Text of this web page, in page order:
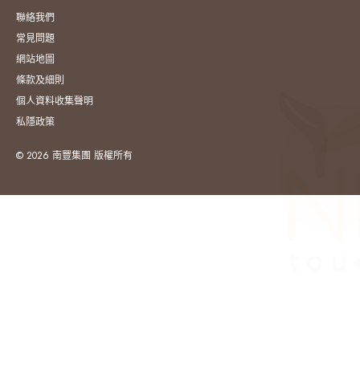
聯絡我們
常見問題
網站地圖
條款及細則
個人資料收集聲明
私隱政策
© 2026 南豐集團 版權所有